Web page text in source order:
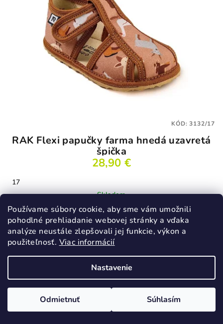
Používame súbory cookie, aby sme vám umožnili
pohodlné prehliadanie webovej stránky a vďaka
analýze neustále zlepšovali jej funkcie, výkon a
použiteľnosť. Viac informácií
Nastavenie
Odmietnuť Súhlasím
RAK Flexi papučky farma hnedá uzavretá
špička
28,90 €
17
Skladom
Priemerné
hodnotenie
produktu
je
5
hviezdičiek.
Detail
KÓD:3132/17